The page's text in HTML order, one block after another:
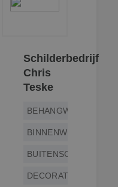
Schilderbedrijf
Chris
Teske
BEHANGWERK
BINNENWERK